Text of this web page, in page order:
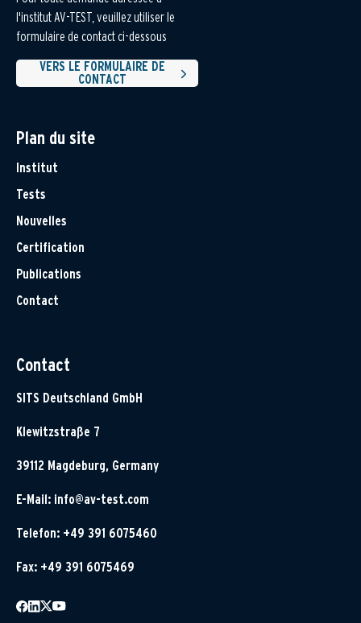
l'institut AV-TEST, veuillez utiliser le
formulaire de contact ci-dessous
VERS LE FORMULAIRE DE
CONTACT
Plan du site
Institut
Tests
Nouvelles
Certification
Publications
Contact
Contact
SITS Deutschland GmbH
Klewitzstraße 7
39112 Magdeburg, Germany
E-Mail: info@av-test.com
Telefon: +49 391 6075460
Fax: +49 391 6075469